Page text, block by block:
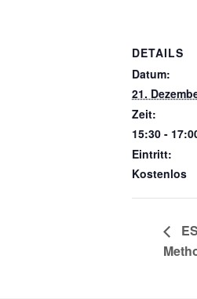
DETAILS
Datum:
21.
Zeit:
15:30 -
Eintritt:
Kostenlos